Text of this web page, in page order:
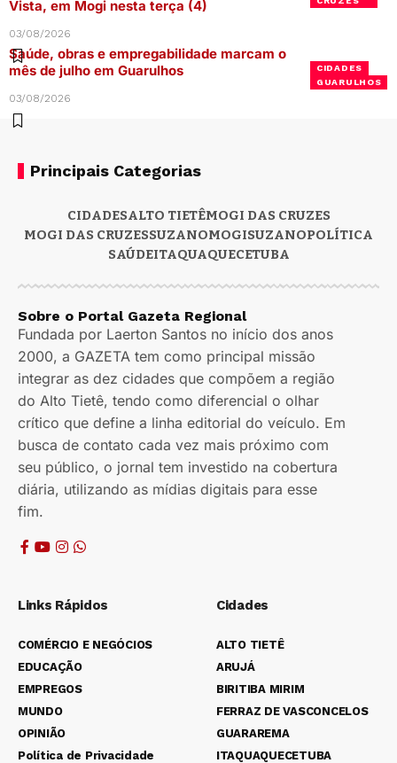
Vista, em Mogi nesta terça (4)
03/08/2026
CIDADES
GUARULHOS
Saúde, obras e empregabilidade marcam o
mês de julho em Guarulhos
03/08/2026
Principais Categorias
CIDADESALTO TIETÊMOGI DAS CRUZES
MOGI DAS CRUZESSUZANOMOGISUZANOPOLÍTICA
SAÚDEITAQUAQUECETUBA
Sobre o Portal Gazeta Regional
Fundada por Laerton Santos no início dos anos
2000, a GAZETA tem como principal missão
integrar as dez cidades que compõem a região
do Alto Tietê, tendo como diferencial o olhar
crítico que define a linha editorial do veículo. Em
busca de contato cada vez mais próximo com
seu público, o jornal tem investido na cobertura
diária, utilizando as mídias digitais para esse
fim.
Links Rápidos
COMÉRCIO E NEGÓCIOS
EDUCAÇÃO
EMPREGOS
MUNDO
OPINIÃO
Política de Privacidade
Cidades
ALTO TIETÊ
ARUJÁ
BIRITIBA MIRIM
FERRAZ DE VASCONCELOS
GUARAREMA
ITAQUAQUECETUBA